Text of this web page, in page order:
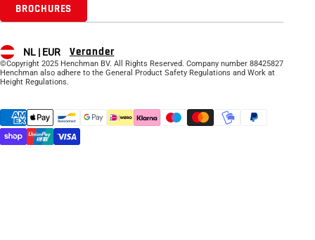
BROCHURES
NL | EUR Verander
©Copyright 2025 Henchman BV. All Rights Reserved. Company number 88425827
Henchman also adhere to the General Product Safety Regulations and Work at
Height Regulations.
Supported payment methods